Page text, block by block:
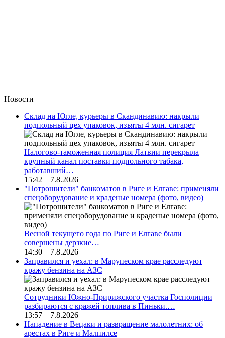
Новости
Склад на Югле, курьеры в Скандинавию: накрыли
подпольный цех упаковок, изъяты 4 млн. сигарет
Налогово-таможенная полиция Латвии перекрыла
крупный канал поставки подпольного табака,
работавший…
15:42 7.8.2026
"Потрошители" банкоматов в Риге и Елгаве: применяли
спецоборудование и краденые номера (фото, видео)
Весной текущего года по Риге и Елгаве были
совершены дерзкие…
14:30 7.8.2026
Заправился и уехал: в Марупеском крае расследуют
кражу бензина на АЗС
Сотрудники Южно-Пририжского участка Госполиции
разбираются с кражей топлива в Пиньки.…
13:57 7.8.2026
Нападение в Вецаки и развращение малолетних: об
арестах в Риге и Малпилсе